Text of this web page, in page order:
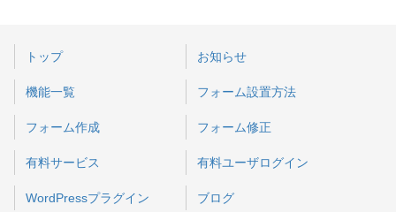
トップ お知らせ
機能一覧 フォーム設置方法
フォーム作成 フォーム修正
有料サービス 有料ユーザログイン
WordPressプラグイン ブログ